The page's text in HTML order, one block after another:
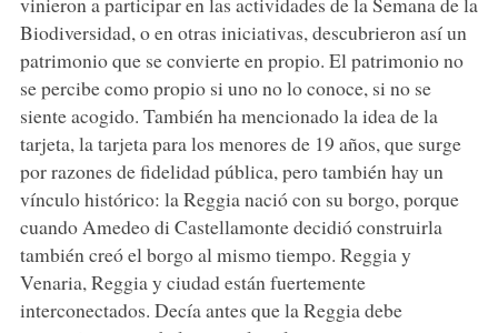
Biodiversidad, o en otras iniciativas, descubrieron así un
patrimonio que se convierte en propio. El patrimonio no
se percibe como propio si uno no lo conoce, si no se
siente acogido. También ha mencionado la idea de la
tarjeta, la tarjeta para los menores de 19 años, que surge
por razones de fidelidad pública, pero también hay un
vínculo histórico: la Reggia nació con su borgo, porque
cuando Amedeo di Castellamonte decidió construirla
también creó el borgo al mismo tiempo. Reggia y
Venaria, Reggia y ciudad están fuertemente
interconectados. Decía antes que la Reggia debe